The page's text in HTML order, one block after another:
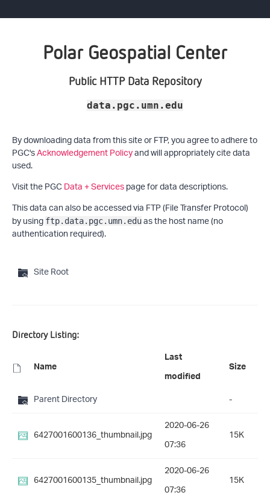
Polar Geospatial Center
Public HTTP Data Repository
data.pgc.umn.edu
By downloading data from this site or FTP, you agree to adhere to
PGC'sAcknowledgement Policyand will appropriately cite data
used.
Visit the PGCData + Servicespage for data descriptions.
This data can also be accessed via FTP (File Transfer Protocol)
by using ftp.data.pgc.umn.eduas the host name (no
authentication required).
Site Root
Directory Listing:
Name
Last
modified
Size
Parent Directory
-
6427001600136_thumbnail.jpg
2020-06-26
07:36
15K
6427001600135_thumbnail.jpg
2020-06-26
07:36
15K